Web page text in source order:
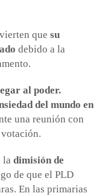
quesu
debido a la
al poder.
del mundo en
una reunión con
ladimisión de
de que el PLD
En las primarias